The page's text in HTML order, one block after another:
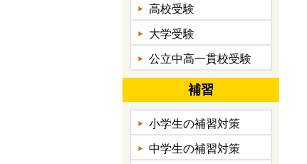
高校受験
大学受験
公立中高一貫校受験
補習
小学生の補習対策
中学生の補習対策